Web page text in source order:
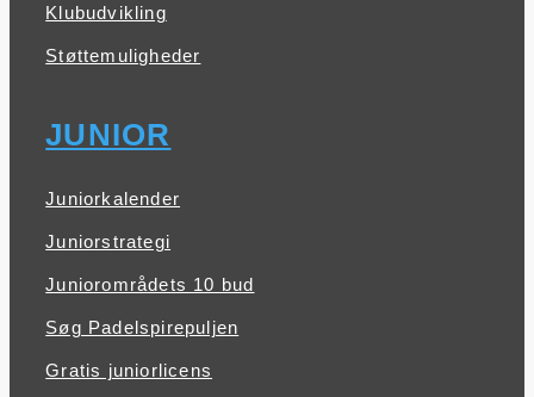
Klubudvikling
Støttemuligheder
JUNIOR
Juniorkalender
Juniorstrategi
Juniorområdets 10 bud
Søg Padelspirepuljen
Gratis juniorlicens